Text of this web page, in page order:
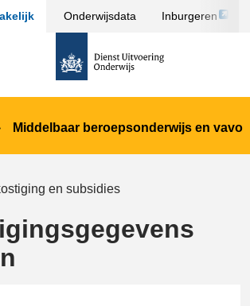
Onderwijsdata Inburgeren
Link
pagina
de
Middelbaar beroepsonderwijs en vavo
en subsidies